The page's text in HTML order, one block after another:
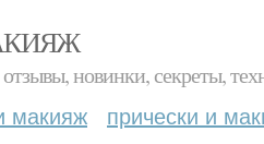
новинки, секреты,
макияж прически и